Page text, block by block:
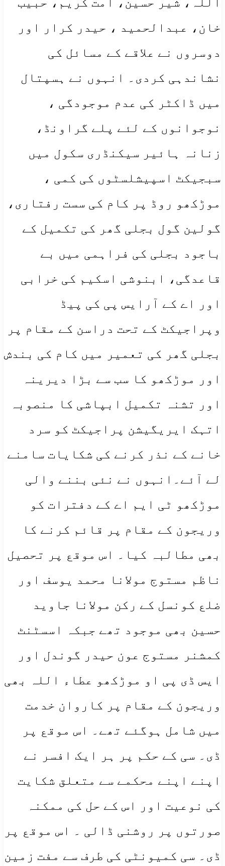
خان، عبدالحمید ، حیدر کرار اور
دوسروں نے علاقے کے مسائل کی
نشاندہی کردی۔ انہوں نے ہسپتال
میں ڈاکٹر کی عدم موجودگی ،
نوجوانوں کے لئے پلے گراونڈ،
زنانہ ہائیر سیکنڈری سکول میں
سبجیکٹ اسپیشلسٹوں کی کمی ،
موڑکھو روڈ پر کام کی سست رفتاری،
گولین گول بجلی گھر کی تکمیل کے
باجود بجلی کی فراہمی میں بے
قاعدگی، ابنوشی اسکیم کی خرابی
اور اے کے آرایس پی کی پیڈ
وپراجیکٹ کے تحت دراسن کے مقام پر
بجلی گھر کی تعمیر میں کام کی بندش
اور موڑکھو کا سب سے بڑا دیرینہ
اور تشنہ تکمیل ابپاشی کا منصوبہ
اتہک ایریگیشن پراجیکٹ کو سرد
خانے کے نذر کرنے کی شکایات سامنے
لے آئے۔انہوں نے نئی بننے والی
موڑکھو ٹی ایم اے کے دفترات کو
وریجون کے مقام پر قائم کرنے کا
بھی مطالبہ کیا۔ اس موقع پر تحصیل
ناظم مستوج مولانا محمد یوسف اور
ضلع کونسل کے رکن مولانا جاوید
حسین بھی موجود تھے جبکہ اسسٹنٹ
کمشنر مستوج عون حیدر گوندل اور
ایس ڈی پی او موڑکھو عطاء اللہ بھی
وریجون کے مقام پر کاروان خدمت
میں شامل ہوگئے تھے۔ اس موقع پر
ڈی۔ سی کے حکم پر ہر ایک افسر نے
اپنے اپنے محکمے سے متعلق شکایت
کی نوعیت اور اس کے حل کی ممکنہ
صورتوں پر روشنی ڈالی ۔ اس موقع پر
ڈی۔ سی کمیونٹی کی طرف سے مفت زمین